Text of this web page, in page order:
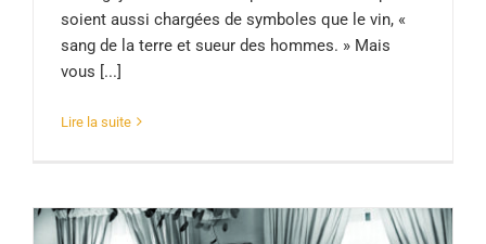
soient aussi chargées de symboles que le vin, «
sang de la terre et sueur des hommes. » Mais
vous [...]
Lire la suite